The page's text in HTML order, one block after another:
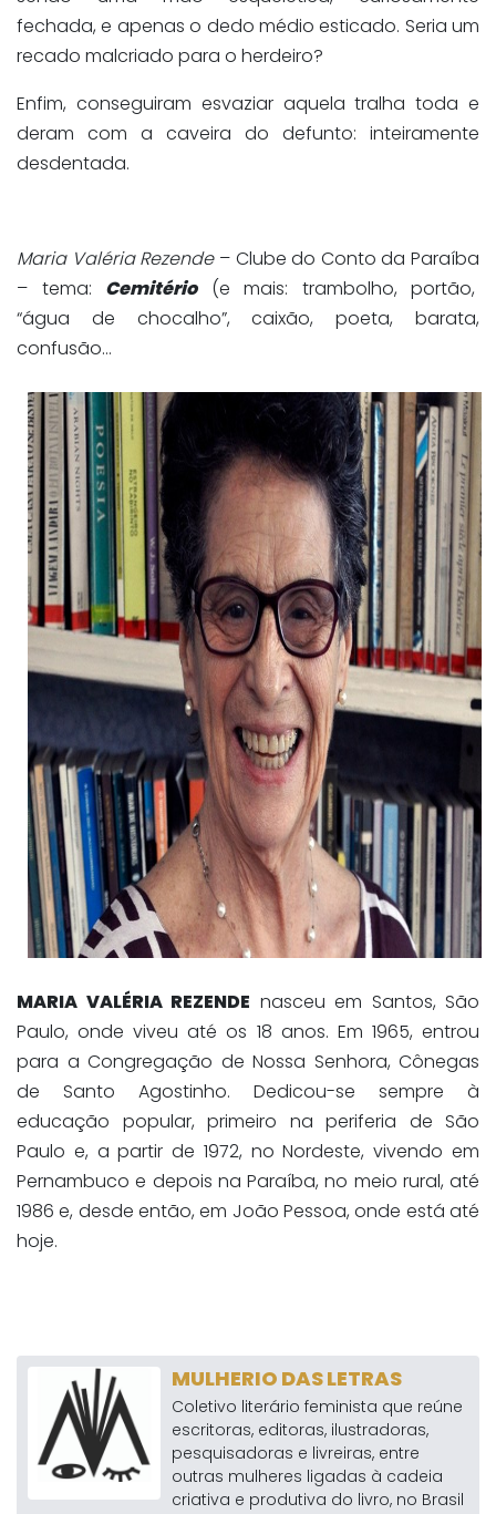
fechada, e apenas o dedo médio esticado. Seria um
recado malcriado para o herdeiro?
Enfim, conseguiram esvaziar aquela tralha toda e
deram com a caveira do defunto: inteiramente
desdentada.
Maria Valéria Rezende– Clube do Conto da Paraíba
– tema: Cemitério(e mais: trambolho, portão,
“água de chocalho”, caixão, poeta, barata,
confusão…
MARIA VALÉRIA REZENDE nasceu em Santos, São
Paulo, onde viveu até os 18 anos. Em 1965, entrou
para a Congregação de Nossa Senhora, Cônegas
de Santo Agostinho. Dedicou-se sempre à
educação popular, primeiro na periferia de São
Paulo e, a partir de 1972, no Nordeste, vivendo em
Pernambuco e depois na Paraíba, no meio rural, até
1986 e, desde então, em João Pessoa, onde está até
hoje.
MULHERIO DAS LETRAS
Coletivo literário feminista que reúne
escritoras, editoras, ilustradoras,
pesquisadoras e livreiras, entre
outras mulheres ligadas à cadeia
criativa e produtiva do livro, no Brasil